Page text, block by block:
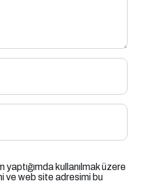
kullanılmak üzere
ve web site adresimi bu